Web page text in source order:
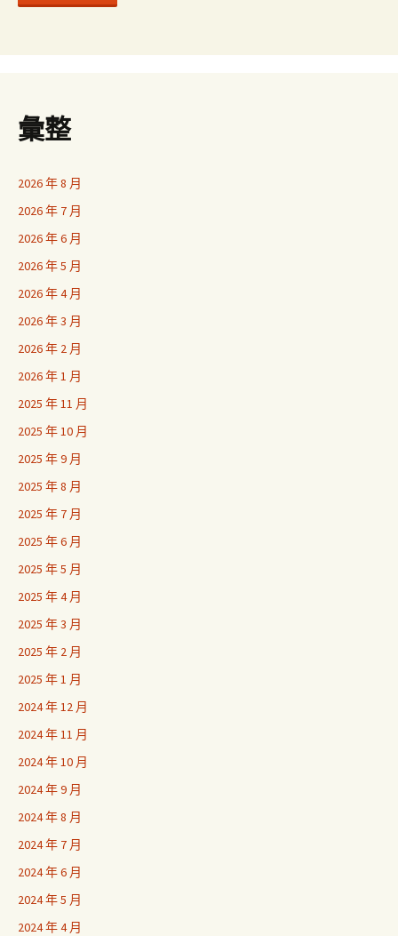
彙整
2026 年 8 月
2026 年 7 月
2026 年 6 月
2026 年 5 月
2026 年 4 月
2026 年 3 月
2026 年 2 月
2026 年 1 月
2025 年 11 月
2025 年 10 月
2025 年 9 月
2025 年 8 月
2025 年 7 月
2025 年 6 月
2025 年 5 月
2025 年 4 月
2025 年 3 月
2025 年 2 月
2025 年 1 月
2024 年 12 月
2024 年 11 月
2024 年 10 月
2024 年 9 月
2024 年 8 月
2024 年 7 月
2024 年 6 月
2024 年 5 月
2024 年 4 月